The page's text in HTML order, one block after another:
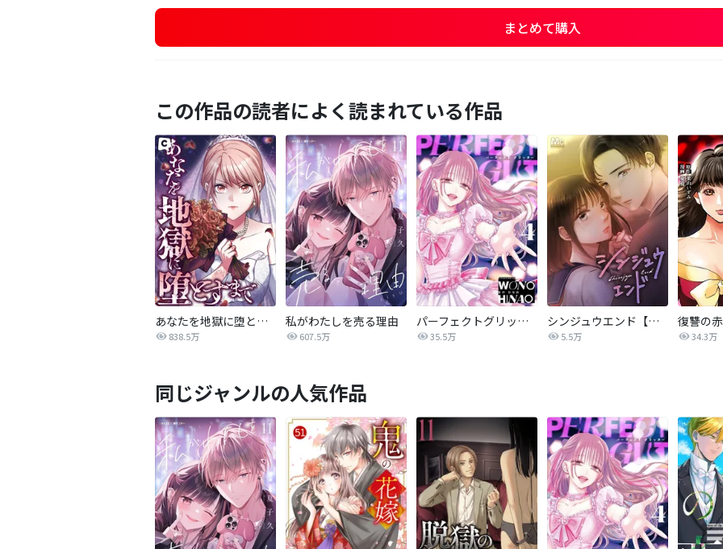
まとめて購入
この作品の読者によく読まれている作品
あなたを地獄に堕とすまで
838.5万
私がわたしを売る理由
607.5万
パーフェクトグリッター
35.5万
シンジュウエンド【タテヨミ】
5.5万 34.3万
同じジャンルの人気作品